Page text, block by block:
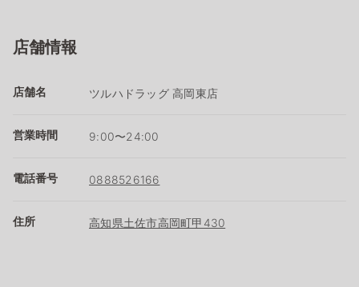
店舗情報
店舗名 ツルハドラッグ 高岡東店
営業時間 9:00〜24:00
電話番号 0888526166
住所 高知県土佐市高岡町甲430